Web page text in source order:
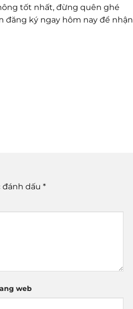
tốt nhất, đừng quên ghé
đăng ký ngay hôm nay để nhận
đánh dấu *
web